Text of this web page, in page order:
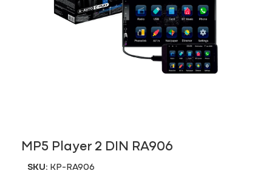
MP5 Player 2 DIN RA906
SKU: KP-RA906